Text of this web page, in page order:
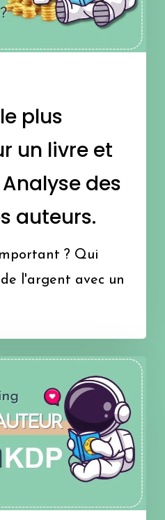
plus
un livre et
des
auteurs.
? Qui
l'argent avec un